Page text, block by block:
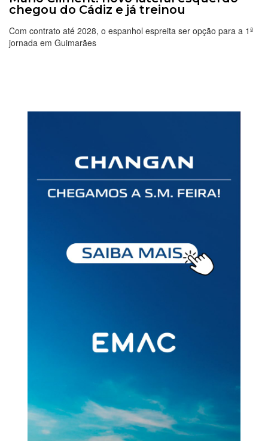
chegou do Cádiz e já treinou
Com contrato até 2028, o espanhol espreita ser opção para a 1ª
jornada em Guimarães